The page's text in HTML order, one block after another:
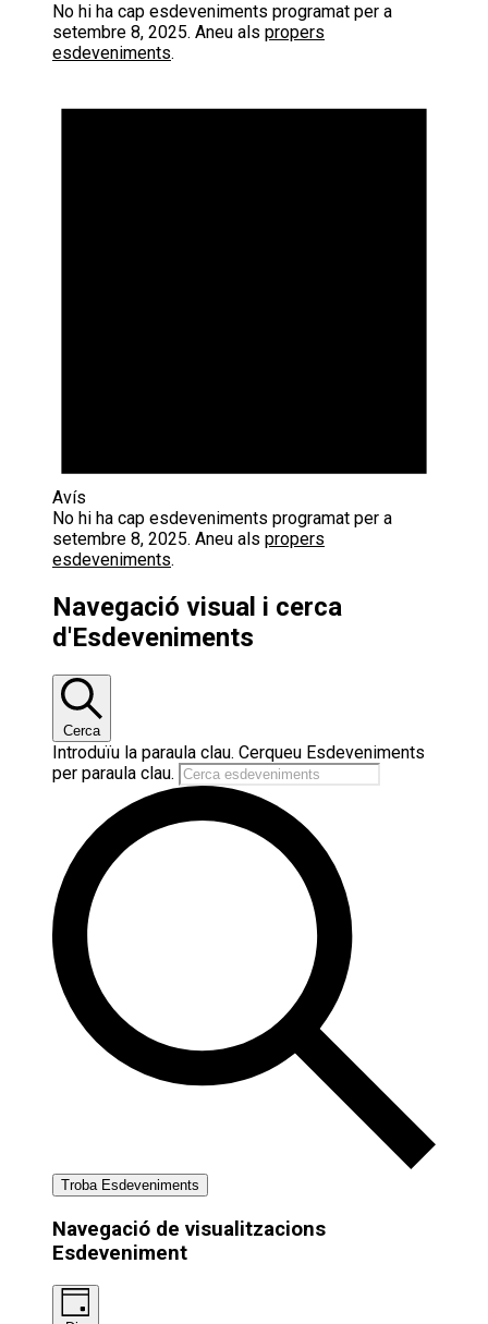
No hi ha cap esdeveniments programat per a
setembre 8, 2025. Aneu als propers
esdeveniments.
Avís
No hi ha cap esdeveniments programat per a
setembre 8, 2025. Aneu als propers
esdeveniments.
Navegació visual i cerca
d'Esdeveniments
Cerca
Introduïu la paraula clau. Cerqueu Esdeveniments
per paraula clau.
Troba Esdeveniments
Navegació de visualitzacions
Esdeveniment